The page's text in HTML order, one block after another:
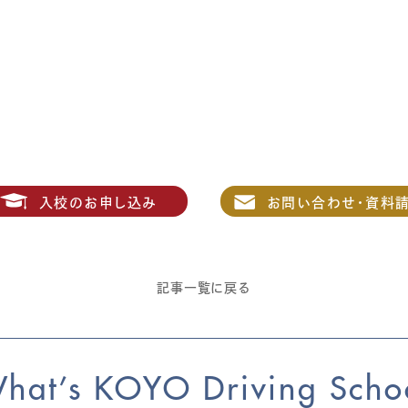
入校のお申し込み お問い合わせ・資料
記事一覧に戻る
KOYO Driving